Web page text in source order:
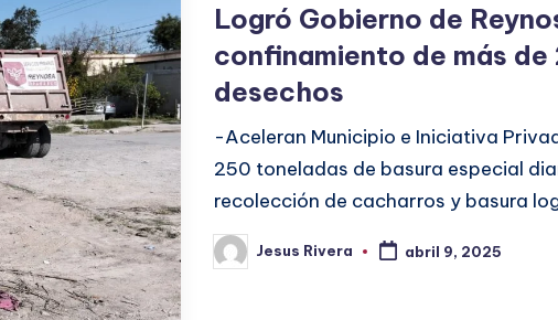
Logró Gobierno de
confinamiento de más
desechos
-Aceleran Municipio e Iniciativa
250 toneladas de basura especial
recolección de cacharros y basura
Publicado
por
Jesus Rivera abril 9, 2025